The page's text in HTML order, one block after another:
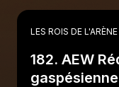
reviennent sur
l'actualité de la
nouvelle
entrevues
LES ROIS DE L'ARÈNE
182. AEW
gaspésienne